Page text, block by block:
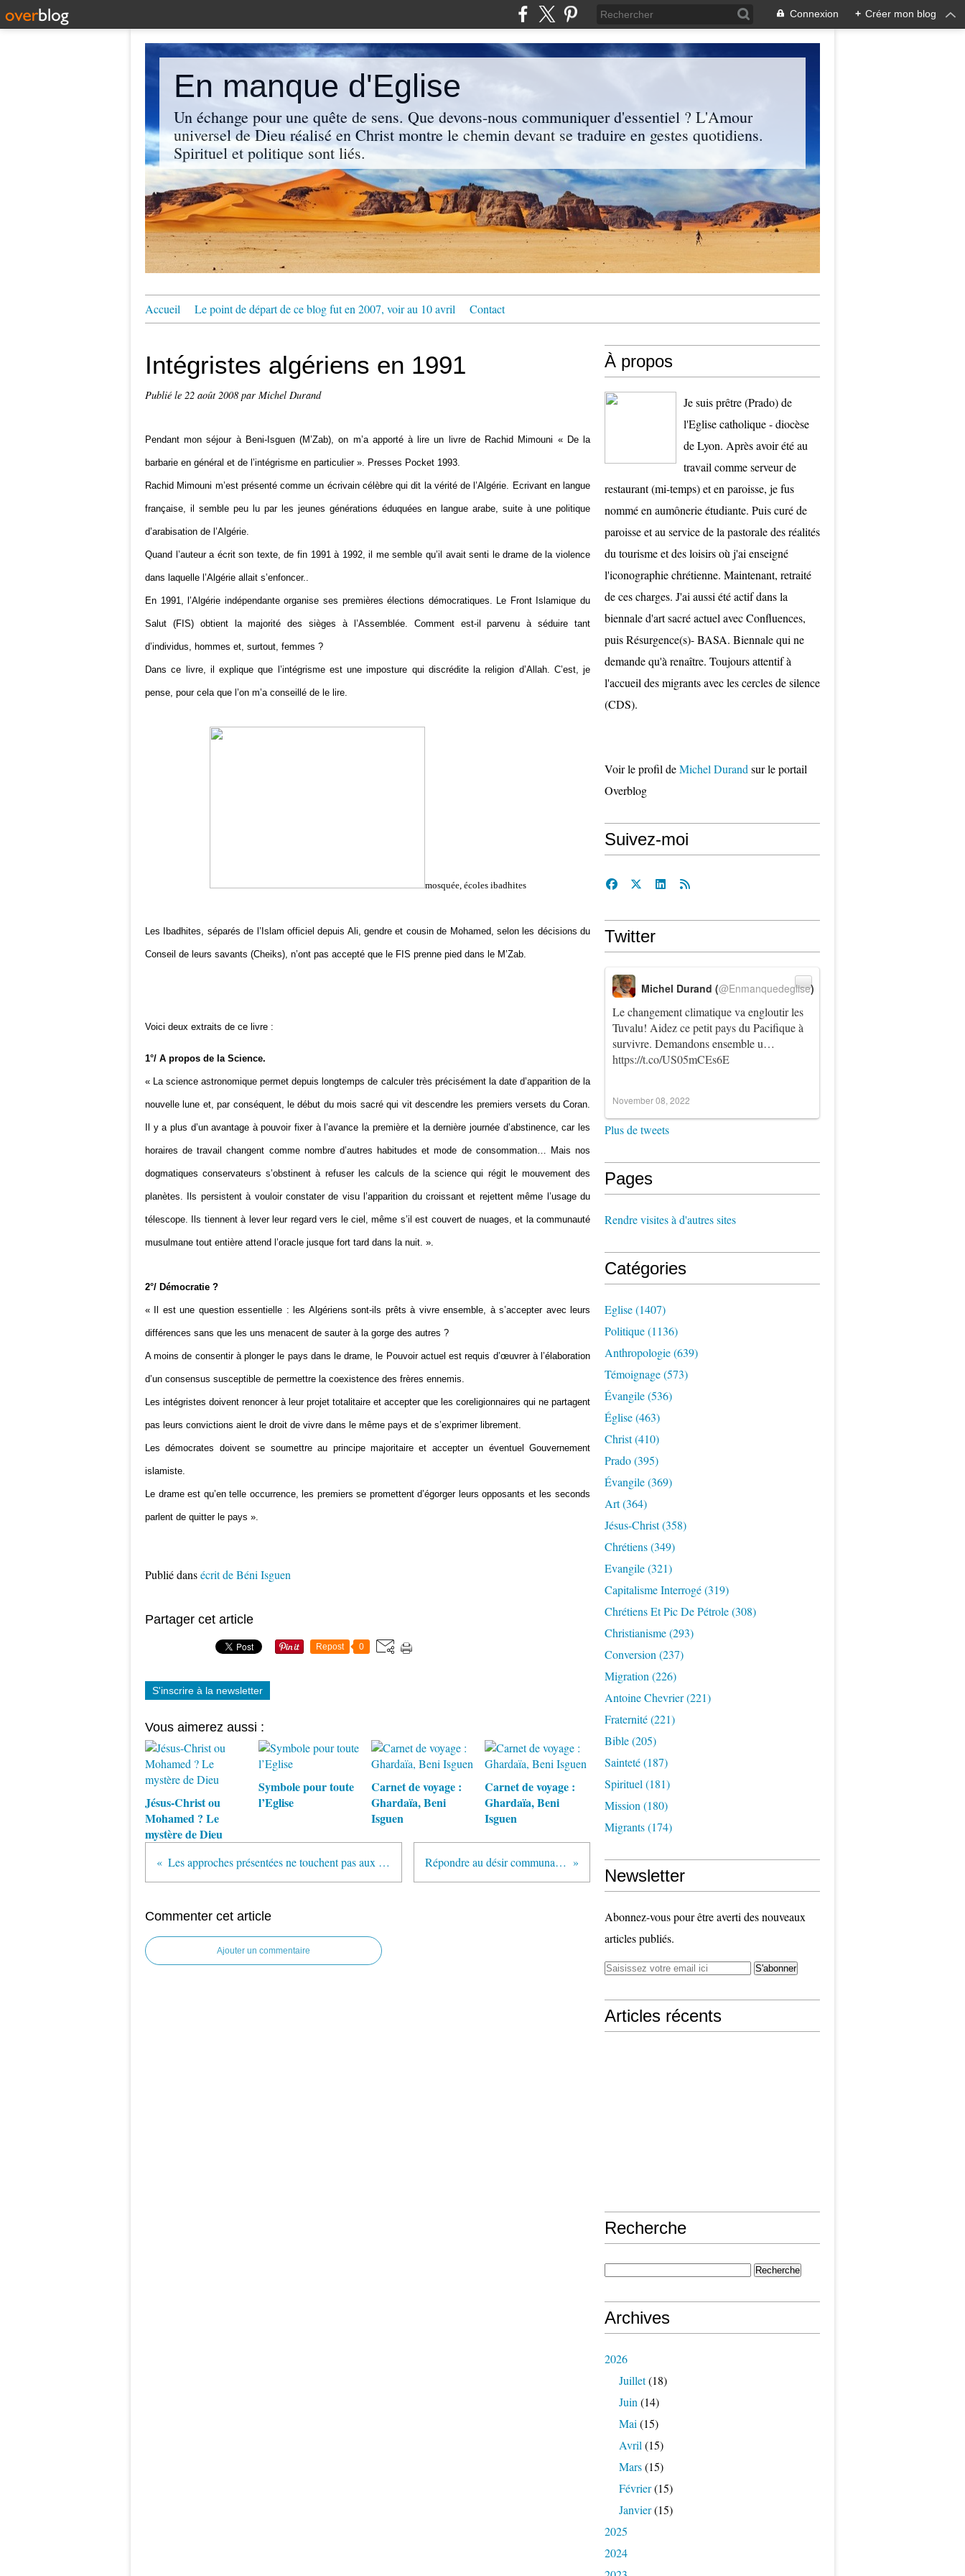
Connexion + Créer mon blog
En manque d'Eglise
Un échange pour une quête de sens. Que devons-nous communiquer d'essentiel ? L'Amour
universel de Dieu réalisé en Christ montre le chemin devant se traduire en gestes quotidiens.
Spirituel et politique sont liés.
Accueil Le point de départ de ce blog fut en 2007, voir au 10 avril Contact
Intégristes algériens en 1991
Publié le 22 août 2008 par Michel Durand
Pendant mon séjour à Beni-Isguen (M’Zab), on m’a apporté à lire un livre de Rachid Mimouni « De la
barbarie en général et de l’intégrisme en particulier ». Presses Pocket 1993.
Rachid Mimouni m’est présenté comme un écrivain célèbre qui dit la vérité de l’Algérie. Ecrivant en langue
française, il semble peu lu par les jeunes générations éduquées en langue arabe, suite à une politique
d’arabisation de l’Algérie.
Quand l’auteur a écrit son texte, de fin 1991 à 1992, il me semble qu’il avait senti le drame de la violence
dans laquelle l’Algérie allait s’enfoncer..
En 1991, l’Algérie indépendante organise ses premières élections démocratiques. Le Front Islamique du
Salut (FIS) obtient la majorité des sièges à l’Assemblée. Comment est-il parvenu à séduire tant
d’individus, hommes et, surtout, femmes ?
Dans ce livre, il explique que l’intégrisme est une imposture qui discrédite la religion d’Allah. C’est, je
pense, pour cela que l’on m’a conseillé de le lire.
mosquée, écoles ibadhites
Les Ibadhites, séparés de l’Islam officiel depuis Ali, gendre et cousin de Mohamed, selon les décisions du
Conseil de leurs savants (Cheiks), n’ont pas accepté que le FIS prenne pied dans le M’Zab.
Voici deux extraits de ce livre :
1°/ A propos de la Science.
« La science astronomique permet depuis longtemps de calculer très précisément la date d’apparition de la
nouvelle lune et, par conséquent, le début du mois sacré qui vit descendre les premiers versets du Coran.
Il y a plus d’un avantage à pouvoir fixer à l’avance la première et la dernière journée d’abstinence, car les
horaires de travail changent comme nombre d’autres habitudes et mode de consommation… Mais nos
dogmatiques conservateurs s’obstinent à refuser les calculs de la science qui régit le mouvement des
planètes. Ils persistent à vouloir constater de visu l’apparition du croissant et rejettent même l’usage du
télescope. Ils tiennent à lever leur regard vers le ciel, même s’il est couvert de nuages, et la communauté
musulmane tout entière attend l’oracle jusque fort tard dans la nuit. ».
2°/ Démocratie ?
« Il est une question essentielle : les Algériens sont-ils prêts à vivre ensemble, à s’accepter avec leurs
différences sans que les uns menacent de sauter à la gorge des autres ?
A moins de consentir à plonger le pays dans le drame, le Pouvoir actuel est requis d’œuvrer à l’élaboration
d’un consensus susceptible de permettre la coexistence des frères ennemis.
Les intégristes doivent renoncer à leur projet totalitaire et accepter que les coreligionnaires qui ne partagent
pas leurs convictions aient le droit de vivre dans le même pays et de s’exprimer librement.
Les démocrates doivent se soumettre au principe majoritaire et accepter un éventuel Gouvernement
islamiste.
Le drame est qu’en telle occurrence, les premiers se promettent d’égorger leurs opposants et les seconds
parlent de quitter le pays ».
Publié dansécrit de Béni Isguen
Partager cet article
Repost 0
S'inscrire à la newsletter
Vous aimerez aussi :
Jésus-Christ ou
Mohamed ? Le
mystère de Dieu
Symbole pour toute
l’Eglise
Carnet de voyage :
Ghardaïa, Beni
Isguen
Carnet de voyage :
Ghardaïa, Beni
Isguen
Les approches présentées ne touchent pas aux racines Répondre au désir communautaire
Commenter cet article
Ajouter un commentaire
À propos
Je suis prêtre (Prado) de
l'Eglise catholique - diocèse
de Lyon. Après avoir été au
travail comme serveur de
restaurant (mi-temps) et en paroisse, je fus
nommé en aumônerie étudiante. Puis curé de
paroisse et au service de la pastorale des réalités
du tourisme et des loisirs où j'ai enseigné
l'iconographie chrétienne. Maintenant, retraité
de ces charges. J'ai aussi été actif dans la
biennale d'art sacré actuel avec Confluences,
puis Résurgence(s)- BASA. Biennale qui ne
demande qu'à renaître. Toujours attentif à
l'accueil des migrants avec les cercles de silence
(CDS).
Voir le profil deMichel Durand sur le portail
Overblog
Suivez-moi
Twitter
Le changement climatique va engloutir les
Tuvalu! Aidez ce petit pays du Pacifique à
survivre. Demandons ensemble u…
https://t.co/US05mCEs6E
Michel Durand (@Enmanquedeglise)
November 08, 2022
Plus de tweets
Pages
Rendre visites à d'autres sites
Catégories
Eglise(1407)
Politique(1136)
Anthropologie(639)
Témoignage(573)
Évangile(536)
Église(463)
Christ(410)
Prado(395)
Évangile(369)
Art(364)
Jésus-Christ(358)
Chrétiens(349)
Evangile(321)
Capitalisme Interrogé(319)
Chrétiens Et Pic De Pétrole(308)
Christianisme(293)
Conversion (237)
Migration (226)
Antoine Chevrier(221)
Fraternité(221)
Bible(205)
Sainteté(187)
Spirituel (181)
Mission (180)
Migrants(174)
Newsletter
Abonnez-vous pour être averti des nouveaux
articles publiés.
Articles récents
Recherche
Archives
2026
Juillet(18)
Juin (14)
Mai (15)
Avril (15)
Mars(15)
Février(15)
Janvier(15)
2025
2024